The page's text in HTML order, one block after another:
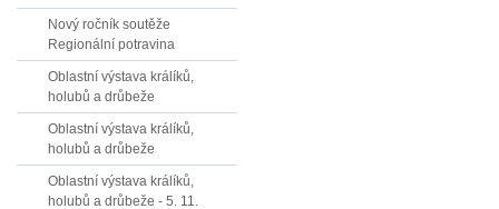
Nový ročník soutěže
Regionální potravina
Oblastní výstava králíků,
holubů a drůbeže
Oblastní výstava králíků,
holubů a drůbeže
Oblastní výstava králíků,
holubů a drůbeže - 5. 11.